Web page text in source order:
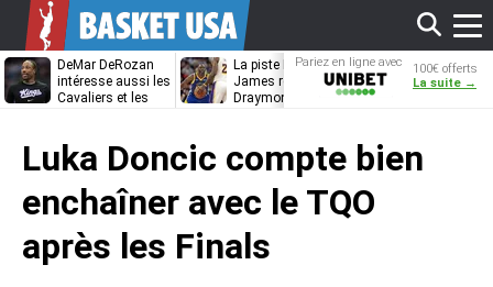
DeMar DeRozan
intéresse aussi les
Cavaliers et les
La piste LeBron
James refermée,
Draymond Green
DeRozan,
Thompson…
Pariez en ligne avec
Unibet
100€ offerts
La suite →
Luka Doncic compte bien
enchaîner avec le TQO
après les Finals